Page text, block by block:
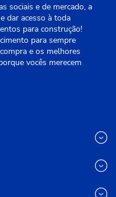
sociais e de mercado, a
dar acesso à toda
para construção!
para sempre
e os melhores
vocês merecem